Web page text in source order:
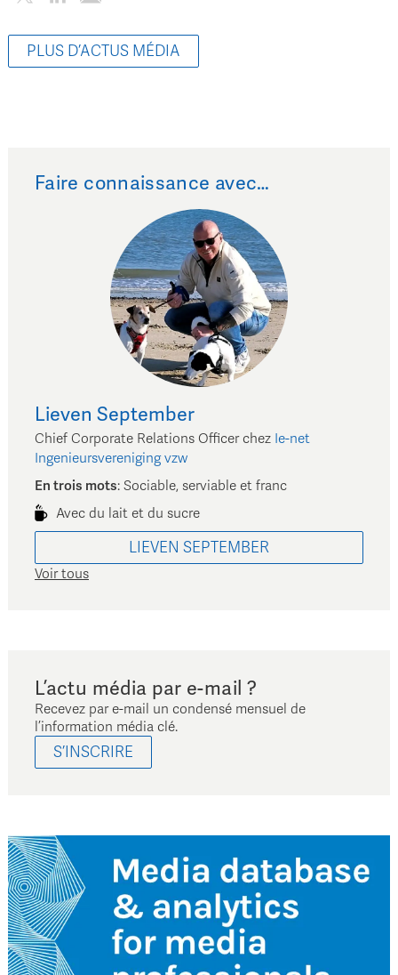
PLUS D’ACTUS MÉDIA
Faire connaissance avec…
Lieven September
Chief Corporate Relations Officer chez Ie-net
Ingenieursvereniging vzw
En trois mots: Sociable, serviable et franc
Avec du lait et du sucre
LIEVEN SEPTEMBER
Voir tous
L’actu média par e-mail ?
Recevez par e-mail un condensé mensuel de
l’information média clé.
S’INSCRIRE